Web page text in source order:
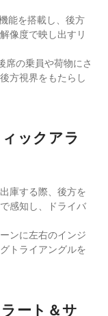
能を搭載し、後方
像度で映し出すリ
席の乗員や荷物にさ
方視界をもたらし
ックアラ
庫する際、後方を
感知し、ドライバ
ンに左右のインジ
トライアングルを
ート＆サ